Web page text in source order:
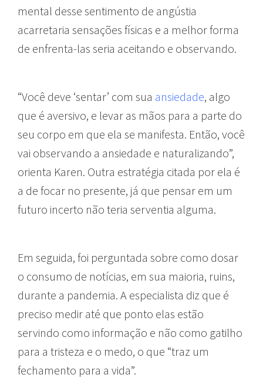
mental desse sentimento de angústia
acarretaria sensações físicas e a melhor forma
de enfrenta-las seria aceitando e observando.
“Você deve ‘sentar’ com sua ansiedade, algo
que é aversivo, e levar as mãos para a parte do
seu corpo em que ela se manifesta. Então, você
vai observando a ansiedade e naturalizando”,
orienta Karen. Outra estratégia citada por ela é
a de focar no presente, já que pensar em um
futuro incerto não teria serventia alguma.
Em seguida, foi perguntada sobre como dosar
o consumo de notícias, em sua maioria, ruins,
durante a pandemia. A especialista diz que é
preciso medir até que ponto elas estão
servindo como informação e não como gatilho
para a tristeza e o medo, o que “traz um
fechamento para a vida”.